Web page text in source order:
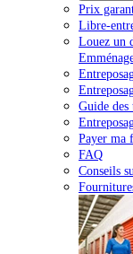
Prix
Libre-
Louez un
Guide des
Payer ma
FAQ
Conseils